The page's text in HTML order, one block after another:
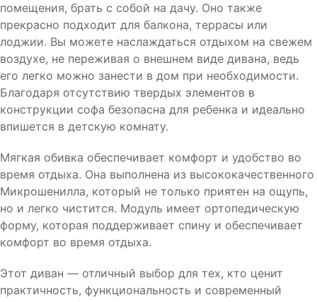
помещения, брать с собой на дачу. Оно также
прекрасно подходит для балкона, террасы или
лоджии. Вы можете наслаждаться отдыхом на свежем
воздухе, не переживая о внешнем виде дивана, ведь
его легко можно занести в дом при необходимости.
Благодаря отсутствию твердых элементов в
конструкции софа безопасна для ребенка и идеально
впишется в детскую комнату.
Мягкая обивка обеспечивает комфорт и удобство во
время отдыха. Она выполнена из высококачественного
Микрошенилла, который не только приятен на ощупь,
но и легко чистится. Модуль имеет ортопедическую
форму, которая поддерживает спину и обеспечивает
комфорт во время отдыха.
Этот диван — отличный выбор для тех, кто ценит
практичность, функциональность и современный